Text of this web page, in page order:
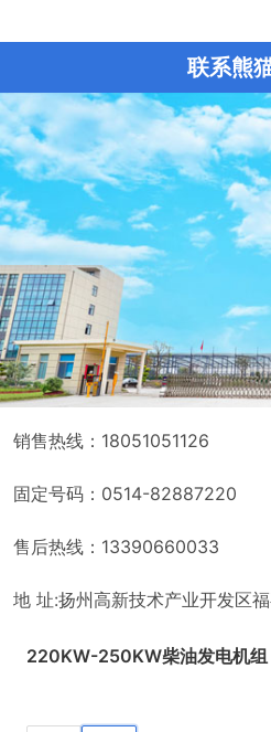
联系熊
销售热线：18051051126
固定号码：0514-82887220
售后热线：13390660033
地 址:扬州高新技术产业开发区
220KW-250KW柴油发电机组